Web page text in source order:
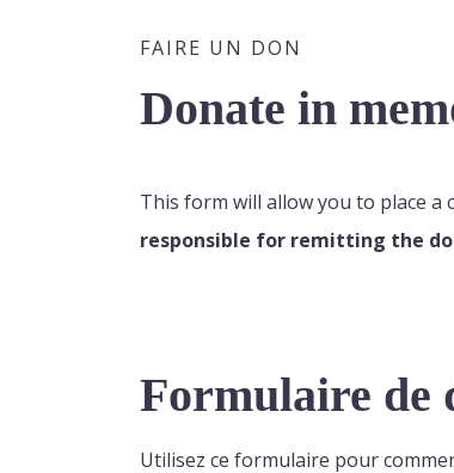
FAIRE UN DON
Donate in
This form will allow you to place a
responsible for remitting the
Formulaire de
Utilisez ce formulaire pour